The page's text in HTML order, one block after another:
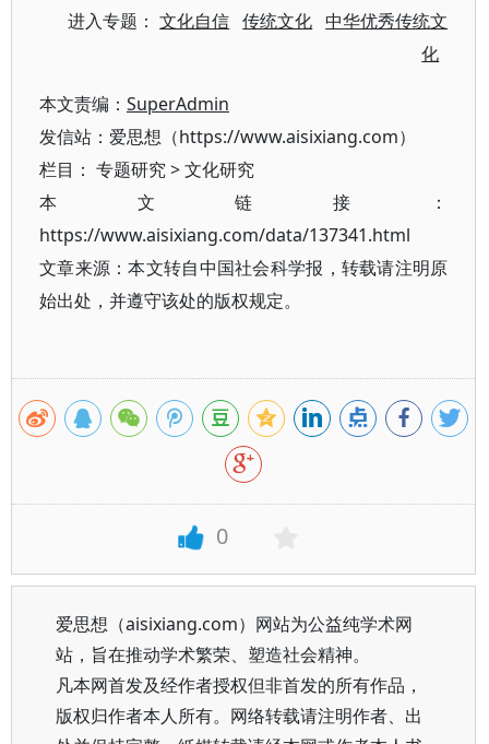
进入专题：文化自信 传统文化 中华优秀传统文
化
本文责编： SuperAdmin
发信站：爱思想（https://www.aisixiang.com）
栏目： 专题研究>文化研究
本文链接：
https://www.aisixiang.com/data/137341.html
文章来源：本文转自中国社会科学报，转载请注明原
始出处，并遵守该处的版权规定。
0
爱思想（aisixiang.com）网站为公益纯学术网
站，旨在推动学术繁荣、塑造社会精神。
凡本网首发及经作者授权但非首发的所有作品，
版权归作者本人所有。网络转载请注明作者、出